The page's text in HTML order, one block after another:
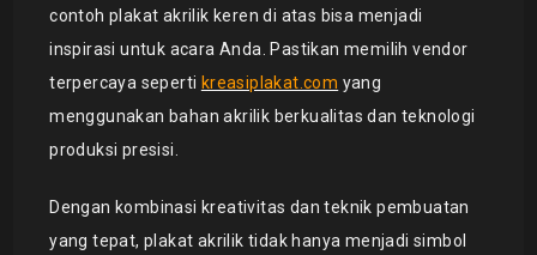
contoh plakat akrilik keren di atas bisa menjadi
inspirasi untuk acara Anda. Pastikan memilih vendor
terpercaya seperti kreasiplakat.com yang
menggunakan bahan akrilik berkualitas dan teknologi
produksi presisi.
Dengan kombinasi kreativitas dan teknik pembuatan
yang tepat, plakat akrilik tidak hanya menjadi simbol